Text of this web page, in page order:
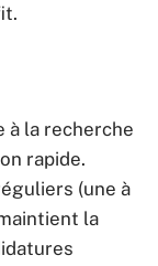
à la recherche
rapide.
(une à
la